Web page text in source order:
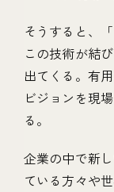
そうすると、
この技術が結
出てくる。有
ビジョンを現
る。
企業の中で新
ている方々や